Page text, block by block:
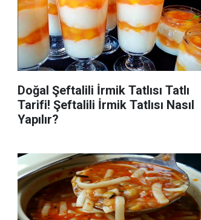
Doğal Şeftalili İrmik Tatlısı Tatlı
Tarifi! Şeftalili İrmik Tatlısı Nasıl
Yapılır?